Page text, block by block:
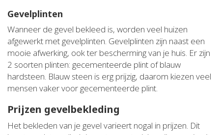
Gevelplinten
Wanneer de gevel bekleed is, worden veel huizen
afgewerkt met gevelplinten. Gevelplinten zijn naast een
mooie afwerking, ook ter bescherming van je huis. Er zijn
2 soorten plinten: gecementeerde plint of blauw
hardsteen. Blauw steen is erg prijzig, daarom kiezen veel
mensen vaker voor gecementeerde plint.
Prijzen gevelbekleding
Het bekleden van je gevel varieert nogal in prijzen. Dit